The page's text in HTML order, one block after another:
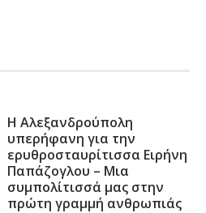
Η Αλεξανδρούπολη
υπερήφανη για την
ερυθροσταυρίτισσα Ειρήνη
Παπάζογλου – Μια
συμπολίτισσά μας στην
πρώτη γραμμή ανθρωπιάς